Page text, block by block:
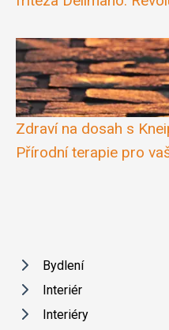
Zdraví na dosah s
Přírodní terapie pro
Bydlení
Interiér
Interiéry